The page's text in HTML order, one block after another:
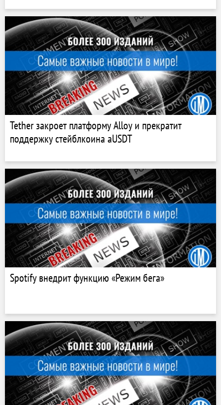
Tether закроет платформу Alloy и прекратит
поддержку стейблкоина aUSDT
Spotify внедрит функцию «Режим бега»